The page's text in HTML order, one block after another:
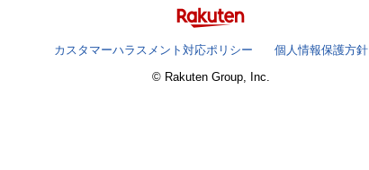
カスタマーハラスメント対応ポリシー
個人情報保護方針
© Rakuten Group, Inc.